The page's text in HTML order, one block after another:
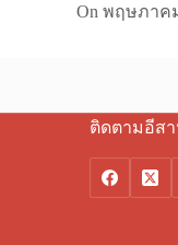
On พฤษภาคม
ติดตามอีส